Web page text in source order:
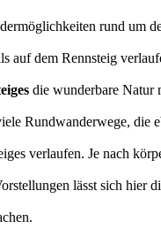
rund um
auf dem Rennsteig
die wunderbare Natur
Rundwanderwege, die
verlaufen. Je nach
lässt sich hier